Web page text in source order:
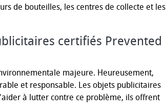
de bouteilles, les centres de collecte et les
certifiés Prevented
majeure. Heureusement,
et responsable. Les objets publicitaires
à lutter contre ce problème, ils offrent